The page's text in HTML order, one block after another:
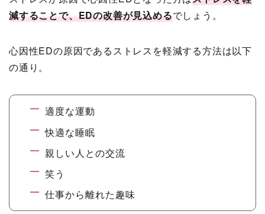
減することで、EDの改善が見込めるでしょう。
心因性EDの原因であるストレスを軽減する方法は以下
の通り。
適度な運動
快適な睡眠
親しい人との交流
笑う
仕事から離れた趣味